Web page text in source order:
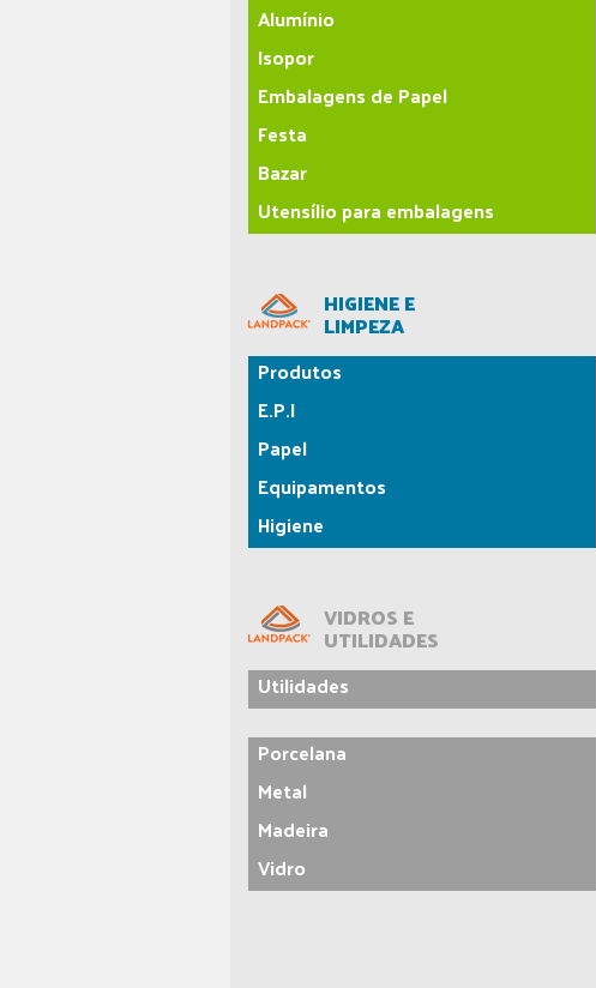
Alumínio
Isopor
Embalagens de Papel
Festa
Bazar
Utensílio para embalagens
HIGIENE E
LIMPEZA
Produtos
E.P.I
Papel
Equipamentos
Higiene
VIDROS E
UTILIDADES
Utilidades
Porcelana
Metal
Madeira
Vidro